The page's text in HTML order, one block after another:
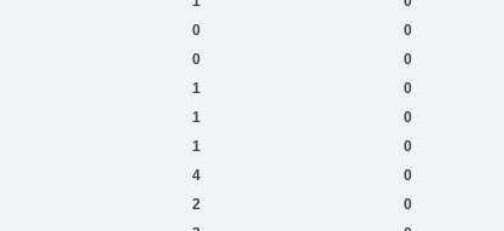
0
0
0
0
1
0
1
0
1
0
4
0
2
0